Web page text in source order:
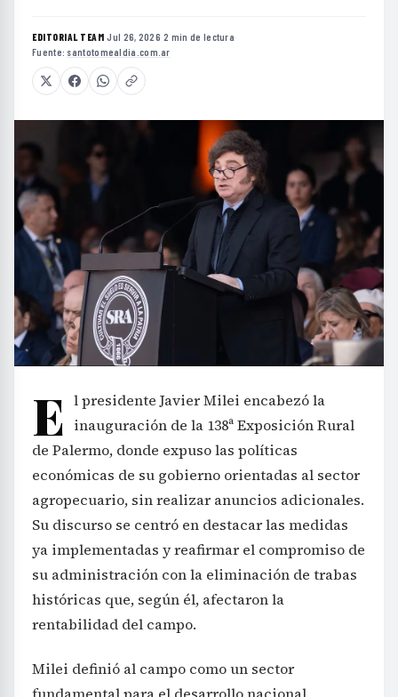
EDITORIAL TEAM·Jul 26, 2026·2 min de lectura·
Fuente: santotomealdia.com.ar
E l presidente Javier Milei encabezó la
inauguración de la 138ª Exposición Rural
de Palermo, donde expuso las políticas
económicas de su gobierno orientadas al sector
agropecuario, sin realizar anuncios adicionales.
Su discurso se centró en destacar las medidas
ya implementadas y reafirmar el compromiso de
su administración con la eliminación de trabas
históricas que, según él, afectaron la
rentabilidad del campo.
Milei definió al campo como un sector